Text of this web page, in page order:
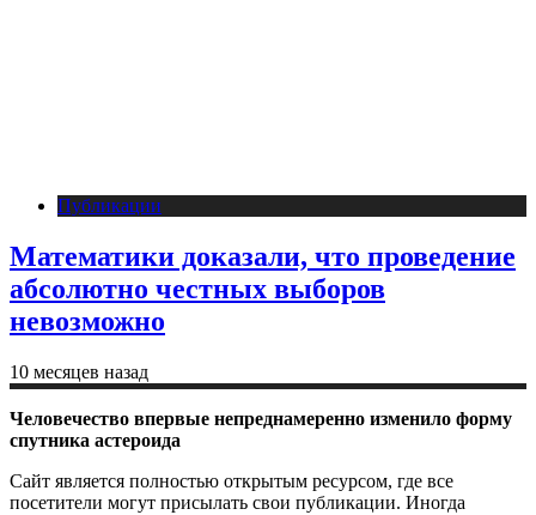
Публикации
Математики доказали, что проведение
абсолютно честных выборов
невозможно
10 месяцев назад
Человечество впервые непреднамеренно изменило форму
спутника астероида
Сайт является полностью открытым ресурсом, где все
посетители могут присылать свои публикации. Иногда